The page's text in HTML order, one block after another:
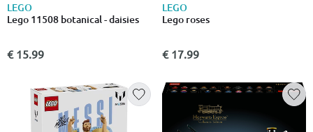
LEGO
Lego 11508 botanical - daisies
€ 15.99
LEGO
Lego roses
€ 17.99